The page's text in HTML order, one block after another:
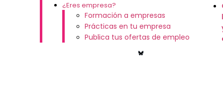
¿Eres empresa?
Formación a empresas
Prácticas en tu empresa
Publica tus ofertas de empleo